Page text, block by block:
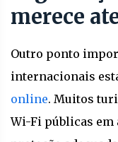
merece
Outro ponto
internacionais
online. Muitos
Wi-Fi públicas em